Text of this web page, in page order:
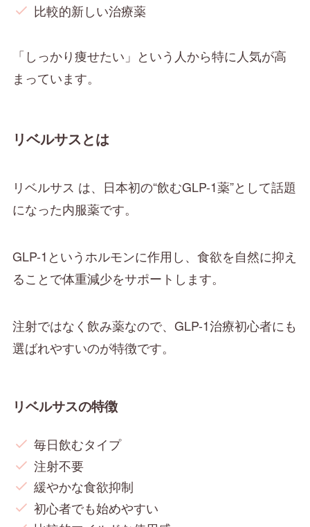
比較的新しい治療薬
「しっかり痩せたい」という人から特に人気が高
まっています。
リベルサスとは
リベルサス は、日本初の“飲むGLP-1薬”として話題
になった内服薬です。
GLP-1というホルモンに作用し、食欲を自然に抑え
ることで体重減少をサポートします。
注射ではなく飲み薬なので、GLP-1治療初心者にも
選ばれやすいのが特徴です。
リベルサスの特徴
毎日飲むタイプ
注射不要
緩やかな食欲抑制
初心者でも始めやすい